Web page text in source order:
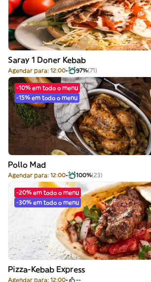
Saray 1 Doner Kebab
Agendar para: 12:00 97%(71)
-10% em todo o menu
-15% em todo o menu
Pollo Mad
Agendar para: 12:00 100%(23)
-20% em todo o menu
-30% em todo o menu
Pizza-Kebab Express
Agendar para: 12:00 --